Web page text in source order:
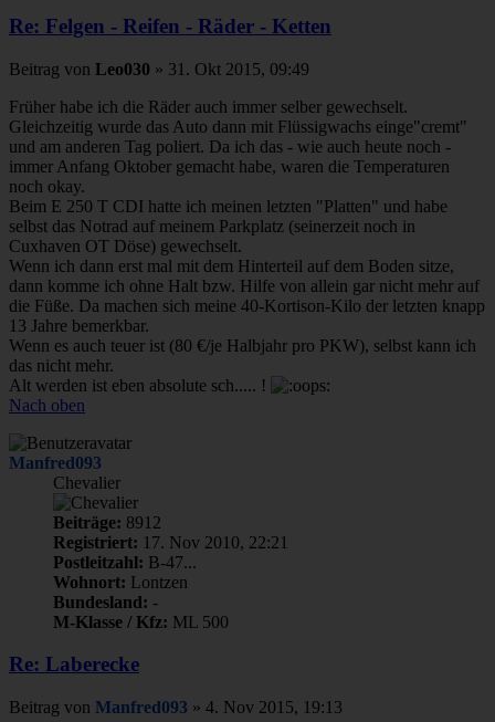
Re: Felgen - Reifen - Räder - Ketten
Beitrag von Leo030 » 31. Okt 2015, 09:49
Früher habe ich die Räder auch immer selber gewechselt.
Gleichzeitig wurde das Auto dann mit Flüssigwachs einge"cremt"
und am anderen Tag poliert. Da ich das - wie auch heute noch -
immer Anfang Oktober gemacht habe, waren die Temperaturen
noch okay.
Beim E 250 T CDI hatte ich meinen letzten "Platten" und habe
selbst das Notrad auf meinem Parkplatz (seinerzeit noch in
Cuxhaven OT Döse) gewechselt.
Wenn ich dann erst mal mit dem Hinterteil auf dem Boden sitze,
dann komme ich ohne Halt bzw. Hilfe von allein gar nicht mehr auf
die Füße. Da machen sich meine 40-Kortison-Kilo der letzten knapp
13 Jahre bemerkbar.
Wenn es auch teuer ist (80 €/je Halbjahr pro PKW), selbst kann ich
das nicht mehr.
Alt werden ist eben absolute sch..... !
Nach oben
Manfred093
Chevalier
Beiträge: 8912
Registriert: 17. Nov 2010, 22:21
Postleitzahl: B-47...
Wohnort: Lontzen
Bundesland: -
M-Klasse / Kfz: ML 500
Re: Laberecke
Beitrag von Manfred093 » 4. Nov 2015, 19:13